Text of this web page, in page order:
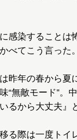
感染することは
べてこう言った。
は昨年の春から
“無敵モード”。
るから大丈夫』
る際は一度トイ